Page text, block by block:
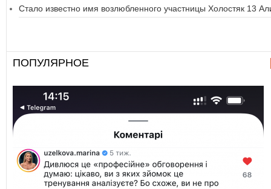
Стало известно имя возлюбленного участницы Холостяк 13
ПОПУЛЯРНОЕ